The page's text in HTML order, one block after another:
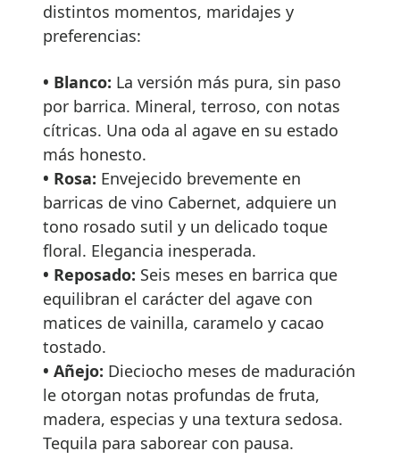
distintos momentos, maridajes y
preferencias:
• Blanco: La versión más pura, sin paso
por barrica. Mineral, terroso, con notas
cítricas. Una oda al agave en su estado
más honesto.
• Rosa: Envejecido brevemente en
barricas de vino Cabernet, adquiere un
tono rosado sutil y un delicado toque
floral. Elegancia inesperada.
• Reposado: Seis meses en barrica que
equilibran el carácter del agave con
matices de vainilla, caramelo y cacao
tostado.
• Añejo: Dieciocho meses de maduración
le otorgan notas profundas de fruta,
madera, especias y una textura sedosa.
Tequila para saborear con pausa.